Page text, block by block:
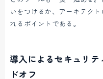
いをつけるか、アーキテク
れるポイントである。
導入によるセキュリテ
ドオフ